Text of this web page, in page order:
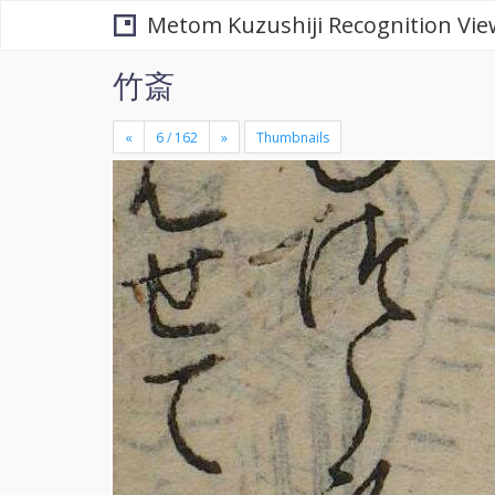
Metom Kuzushiji Recognition
竹斎
« » Thumbnails
+
-